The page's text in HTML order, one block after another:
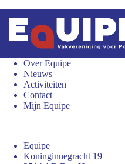
Over Equipe
Nieuws
Activiteiten
Contact
Mijn Equipe
Equipe
Koninginnegracht 19